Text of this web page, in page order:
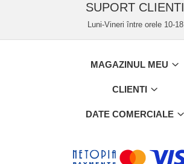
SUPORT CLIENTI
Luni-Vineri între orele 10-18
MAGAZINUL MEU
CLIENTI
DATE COMERCIALE